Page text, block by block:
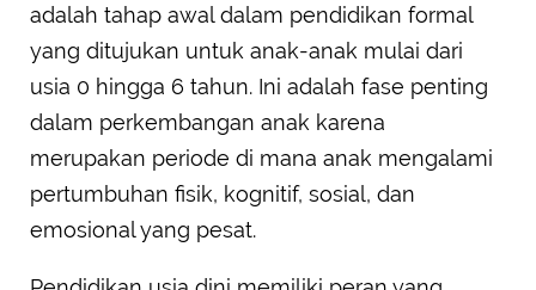
adalah tahap awal dalam pendidikan formal
yang ditujukan untuk anak-anak mulai dari
usia 0 hingga 6 tahun. Ini adalah fase penting
dalam perkembangan anak karena
merupakan periode di mana anak mengalami
pertumbuhan fisik, kognitif, sosial, dan
emosional yang pesat.